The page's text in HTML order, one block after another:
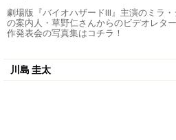
劇場版『バイオハザードIII』主演のミラ
の案内人・草野仁さんからのビデオレタ
作発表会の写真集はコチラ！
川島 圭太